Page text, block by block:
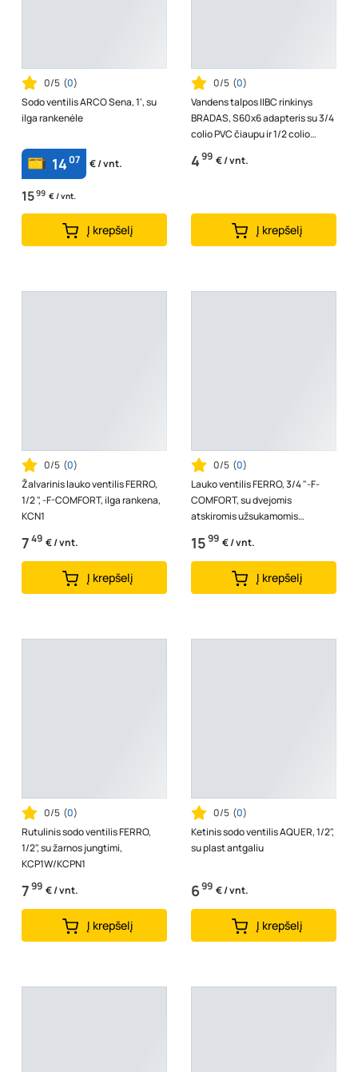
0/5 (0)
Sodo ventilis ARCO Sena, 1', su
ilga rankenėle
1407 € / vnt.
1599 € / vnt.
Į krepšelį
0/5 (0)
Vandens talpos IIBC rinkinys
BRADAS, S60x6 adapteris su 3/4
colio PVC čiaupu ir 1/2 colio
žarnos išleidimo anga 16 mm ža...
499 € / vnt.
Į krepšelį
0/5 (0)
Žalvarinis lauko ventilis FERRO,
1/2 ", -F-COMFORT, ilga rankena,
KCN1
749 € / vnt.
Į krepšelį
0/5 (0)
Lauko ventilis FERRO, 3/4 "-F-
COMFORT, su dvejomis
atskiromis užsukamomis
jungtimis, ilga rankena, KCD2
1599 € / vnt.
Į krepšelį
0/5 (0)
Rutulinis sodo ventilis FERRO,
1/2", su žarnos jungtimi,
KCP1W/KCPN1
799 € / vnt.
Į krepšelį
0/5 (0)
Ketinis sodo ventilis AQUER, 1/2",
su plast antgaliu
699 € / vnt.
Į krepšelį